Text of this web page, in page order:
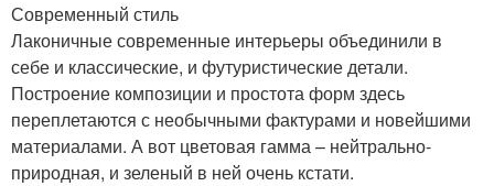
Современный стиль
Лаконичные современные интерьеры объединили в
себе и классические, и футуристические детали.
Построение композиции и простота форм здесь
переплетаются с необычными фактурами и новейшими
материалами. А вот цветовая гамма – нейтрально-
природная, и зеленый в ней очень кстати.